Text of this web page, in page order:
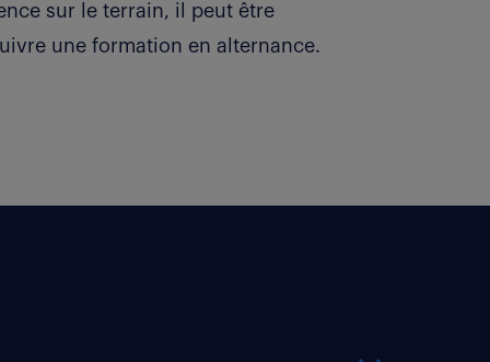
sur le terrain, il peut être
une formation en alternance.